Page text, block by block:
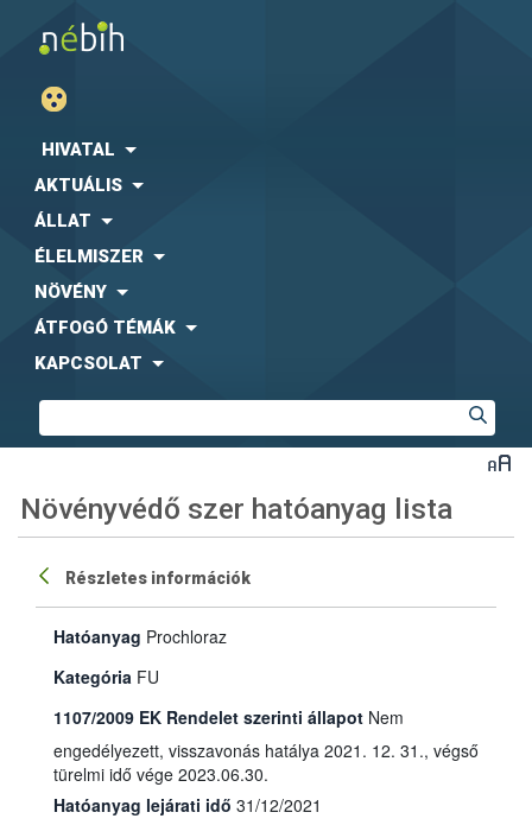
HIVATAL
AKTUÁLIS
ÁLLAT
ÉLELMISZER
NÖVÉNY
ÁTFOGÓ TÉMÁK
KAPCSOLAT
Növényvédő szer hatóanyag lista
Részletes információk
Hatóanyag Prochloraz
Kategória FU
1107/2009 EK Rendelet szerinti állapot
engedélyezett, visszavonás hatálya 2021. 12. 31., végső
türelmi idő vége 2023.06.30.
Hatóanyag lejárati idő 31/12/2021